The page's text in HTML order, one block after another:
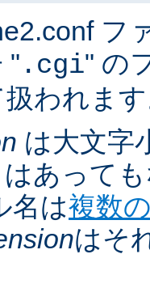
フ
" .cgi" の
われま
は大文字
あって
名は複数
はそ